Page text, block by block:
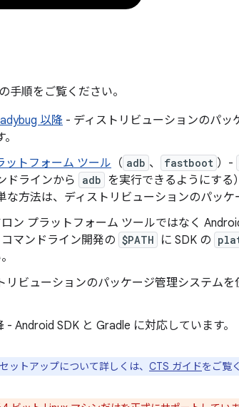
手順をご覧ください。
以降 - ディストリビューションのパッ
ットフォーム ツール （ adb 、 fastboot ）-
ドラインから
adb を実行できるようにする
な方法は、ディストリビューションのパッケ
ン プラットフォーム ツールではなく
マンドライン開発の $PATH に SDK の
リビューションのパッケージ管理システム
- Android SDK と Gradle に対応しています。
ットアップについて詳しくは、 CTS ガイドをご覧